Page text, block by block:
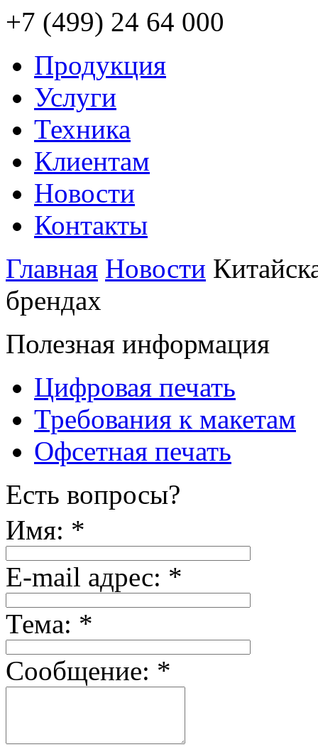
+7 (499) 24 64 000
Продукция
Услуги
Техника
Клиентам
Новости
Контакты
Главная Новости
брендах
Полезная информация
Цифровая печать
Требования к макетам
Офсетная печать
Есть вопросы?
Имя: *
E-mail адрес: *
Тема: *
Сообщение: *